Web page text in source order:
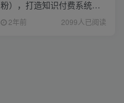
粉），打造知识付费系统，
附388元美女写真项目
2年前 2099人已阅读